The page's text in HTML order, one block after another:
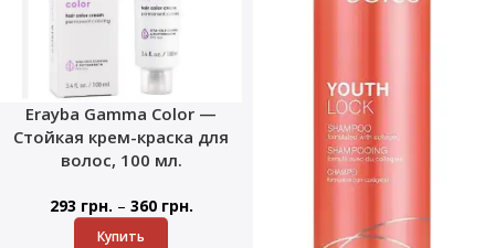
Erayba Gamma Color —
Стойкая крем-краска для
волос, 100 мл.
293 грн. – 360 грн.
Купить